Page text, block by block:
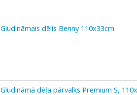
Gludināmais dēlis Benny 110x33cm
Gludināmā dēļa pārvalks Premium S,